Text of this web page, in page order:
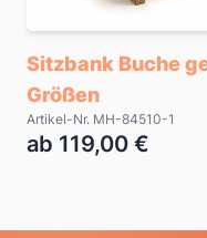
Sitzbank Buche
Größen
Artikel-Nr. MH-84510-1
ab 119,00 €